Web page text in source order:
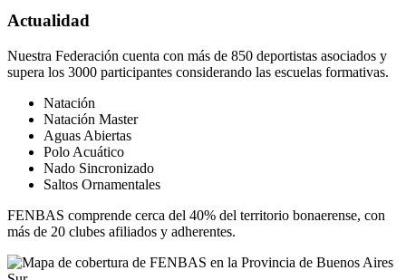
Actualidad
Nuestra Federación cuenta con más de 850 deportistas asociados y
supera los 3000 participantes considerando las escuelas formativas.
Natación
Natación Master
Aguas Abiertas
Polo Acuático
Nado Sincronizado
Saltos Ornamentales
FENBAS comprende cerca del 40% del territorio bonaerense, con
más de 20 clubes afiliados y adherentes.